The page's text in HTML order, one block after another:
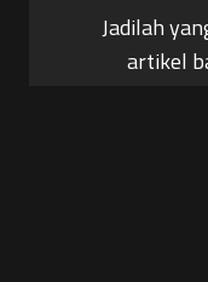
Jadilah
artikel